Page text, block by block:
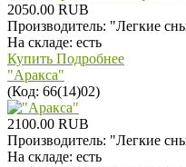
2050.00 RUB
Производитель: "Легкие
На складе: есть
Купить Подробнее
"Аракса"
(Код: 66(14)02)
2100.00 RUB
Производитель: "Легкие
На складе: есть